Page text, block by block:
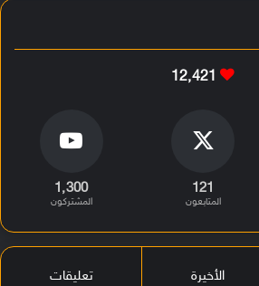
12٬421
121
المتابعون
1٬300
المشتركون
الأخيرة تعليقات